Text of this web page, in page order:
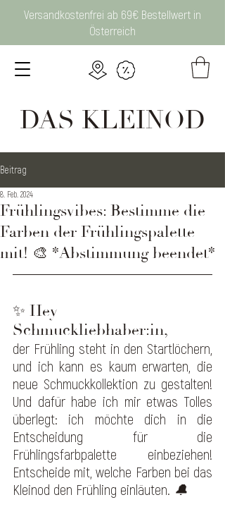
DAS KLEINOD
Versandkostenfrei ab 69€ Bestellwert in
Österreich
Beitrag
Frühlingsvibes: Bestimme die
Farben der Frühlingspalette
mit! 🎨 *Abstimmung beendet*
8. Feb. 2024
✨ Hey
Schmuckliebhaber:in,
der Frühling steht in den Startlöchern,
und ich kann es kaum erwarten, die
neue Schmuckkollektion zu gestalten!
Und dafür habe ich mir etwas Tolles
überlegt: ich möchte dich in die
Entscheidung für die
Frühlingsfarbpalette einbeziehen!
Entscheide mit, welche Farben bei das
Kleinod den Frühling einläuten. 🔔